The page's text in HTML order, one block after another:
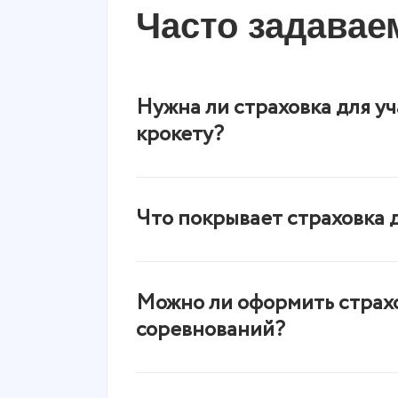
Часто
Нужна ли страховка для
крокету?
обязательное условие как для
Что покрывает страховка
предусмотрены выплаты при
Можно ли оформить
соревнований?